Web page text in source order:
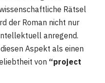
Rätsel
der Roman nicht nur
anregend.
Aspekt als einen
von “project